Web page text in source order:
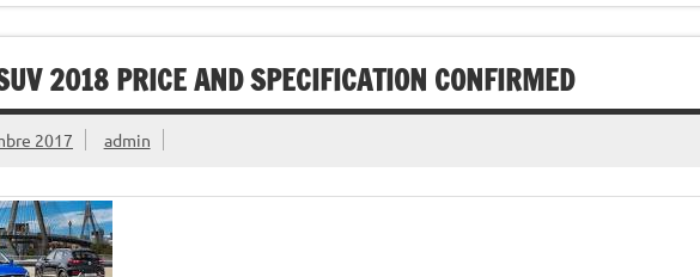
2018 PRICE AND SPECIFICATION CONFIRMED
2017 admin